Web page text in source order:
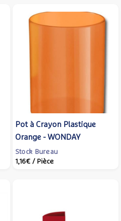
Pot à Crayon Plastique
Orange - WONDAY
Stock Bureau
1,16€ / Pièce